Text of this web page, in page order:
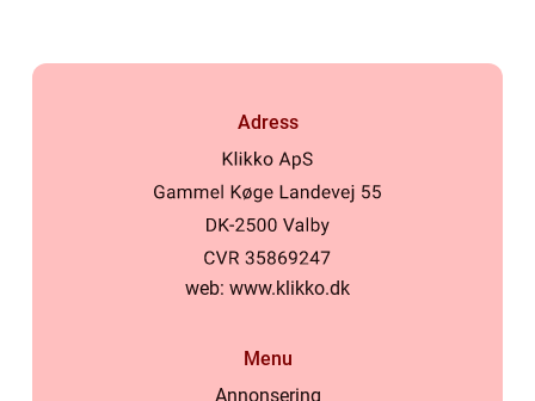
Adress
web: www.klikko.dk
Menu
Annonsering